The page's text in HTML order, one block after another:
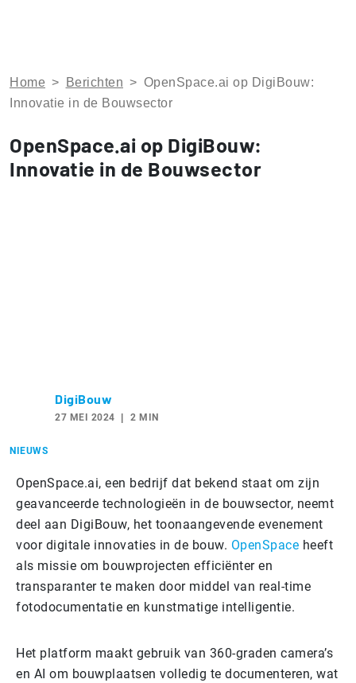
Home > Berichten > OpenSpace.ai op DigiBouw:
Innovatie in de Bouwsector
OpenSpace.ai op DigiBouw:
Innovatie in de Bouwsector
DigiBouw
27 MEI 2024 2 MIN
NIEUWS
OpenSpace.ai, een bedrijf dat bekend staat om zijn
geavanceerde technologieën in de bouwsector, neemt
deel aan DigiBouw, het toonaangevende evenement
voor digitale innovaties in de bouw. OpenSpace heeft
als missie om bouwprojecten efficiënter en
transparanter te maken door middel van real-time
fotodocumentatie en kunstmatige intelligentie.
Het platform maakt gebruik van 360-graden camera’s
en AI om bouwplaatsen volledig te documenteren, wat